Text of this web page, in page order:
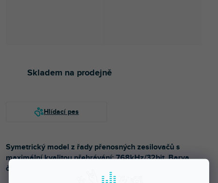
Skladem na prodejně
Symetrický model z řady přenosných zesilovačů s
maximální kvalitou přehrávání: 768kHz/32bit. Barva
červená.